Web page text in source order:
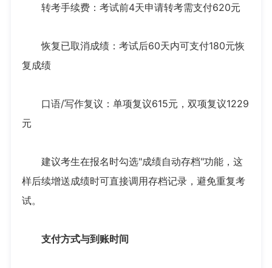
转考手续费：考试前4天申请转考需支付620元
恢复已取消成绩：考试后60天内可支付180元恢
复成绩
口语/写作复议：单项复议615元，双项复议1229
元
建议考生在报名时勾选"成绩自动存档"功能，这
样后续增送成绩时可直接调用存档记录，避免重复考
试。
支付方式与到账时间